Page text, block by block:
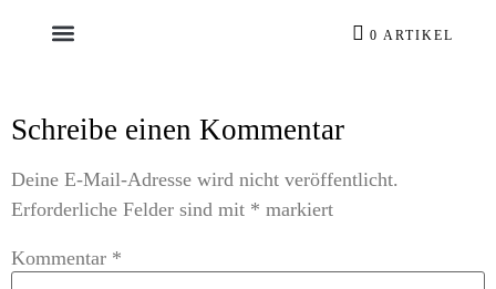
0 ARTIKEL
Schreibe einen Kommentar
Deine E-Mail-Adresse wird nicht veröffentlicht.
Erforderliche Felder sind mit * markiert
Kommentar *